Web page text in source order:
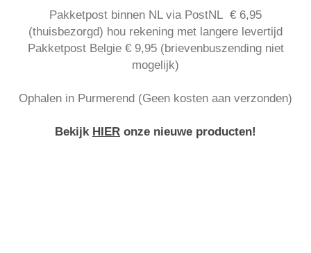
Pakketpost binnen NL via PostNL € 6,95
(thuisbezorgd) hou rekening met langere levertijd
Pakketpost Belgie € 9,95 (brievenbuszending niet
mogelijk)
Ophalen in Purmerend (Geen kosten aan verzonden)
Bekijk HIER onze nieuwe producten!